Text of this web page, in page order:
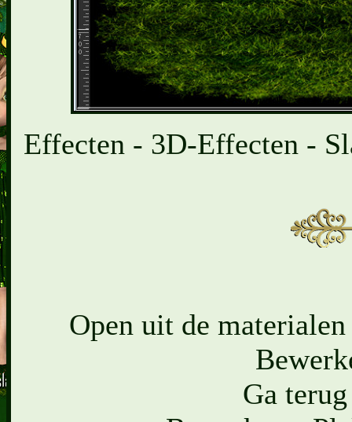
Effecten - 3D-Effecten -
Open uit de
Ga